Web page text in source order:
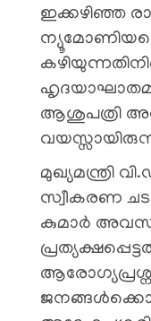
ഇക്കഴിഞ്ഞ
ആശുപത്രി
മുഖ്യമന്ത്രി
സ്വീകരണ
കുമാർ